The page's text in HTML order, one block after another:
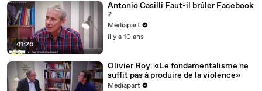
41:26
Antonio Casilli Faut-il brûler Facebook
?
Mediapart
il y a 10 ans
Olivier Roy: «Le fondamentalisme ne
suffit pas à produire de la violence»
Mediapart